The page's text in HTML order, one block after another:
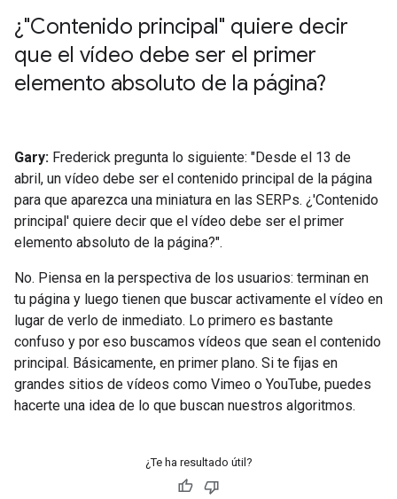
¿"Contenido principal" quiere decir
que el vídeo debe ser el primer
elemento absoluto de la página?
Gary: Frederick pregunta lo siguiente: "Desde el 13 de
abril, un vídeo debe ser el contenido principal de la página
para que aparezca una miniatura en las SERPs. ¿'Contenido
principal' quiere decir que el vídeo debe ser el primer
elemento absoluto de la página?".
No. Piensa en la perspectiva de los usuarios: terminan en
tu página y luego tienen que buscar activamente el vídeo en
lugar de verlo de inmediato. Lo primero es bastante
confuso y por eso buscamos vídeos que sean el contenido
principal. Básicamente, en primer plano. Si te fijas en
grandes sitios de vídeos como Vimeo o YouTube, puedes
hacerte una idea de lo que buscan nuestros algoritmos.
¿Te ha resultado útil?